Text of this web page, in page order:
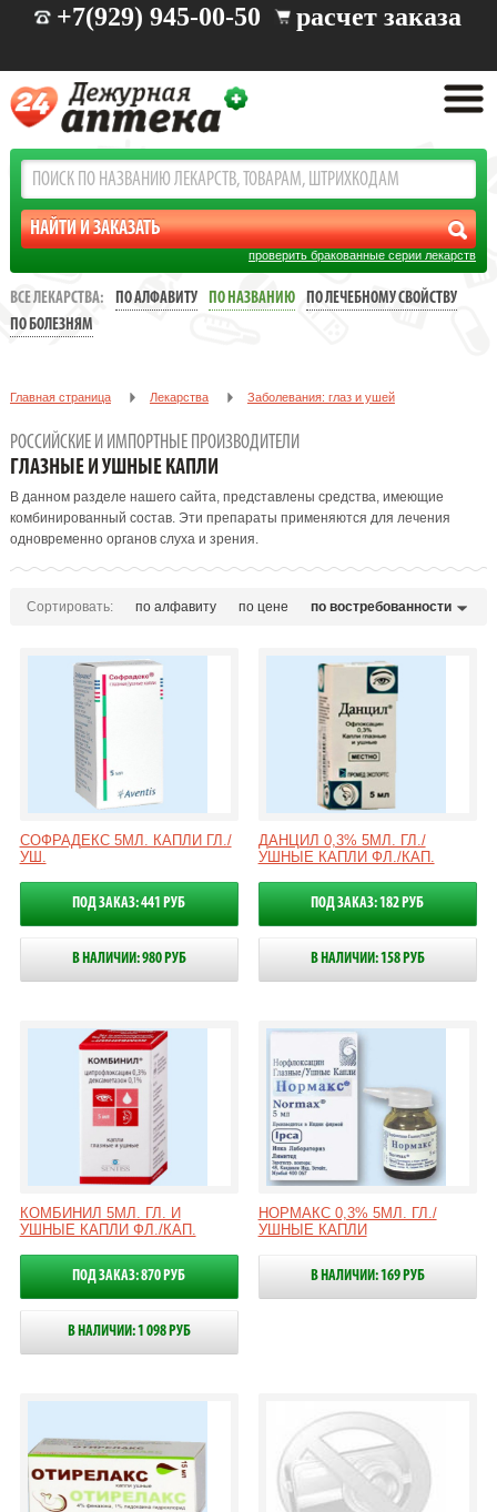
+7(929) 945-00-50 расчет заказа
проверить бракованные серии лекарств
ВСЕ ЛЕКАРСТВА: ПО АЛФАВИТУ ПО НАЗВАНИЮ
ПО ЛЕЧЕБНОМУ СВОЙСТВУ
ПО БОЛЕЗНЯМ
Главная страница Лекарства Заболевания: глаз и ушей
РОССИЙСКИЕ И ИМПОРТНЫЕ ПРОИЗВОДИТЕЛИ
ГЛАЗНЫЕ И УШНЫЕ КАПЛИ
В данном разделе нашего сайта, представлены средства, имеющие
комбинированный состав. Эти препараты применяются для лечения
одновременно органов слуха и зрения.
Сортировать: по алфавиту по цене по востребованности
СОФРАДЕКС 5МЛ. КАПЛИ ГЛ./
УШ.
ПОД ЗАКАЗ: 441 РУБ
В НАЛИЧИИ: 980 РУБ
ДАНЦИЛ 0,3% 5МЛ. ГЛ./
УШНЫЕ КАПЛИ ФЛ./КАП.
ПОД ЗАКАЗ: 182 РУБ
В НАЛИЧИИ: 158 РУБ
КОМБИНИЛ 5МЛ. ГЛ. И
УШНЫЕ КАПЛИ ФЛ./КАП.
ПОД ЗАКАЗ: 870 РУБ
В НАЛИЧИИ: 1 098 РУБ
НОРМАКС 0,3% 5МЛ. ГЛ./
УШНЫЕ КАПЛИ
В НАЛИЧИИ: 169 РУБ